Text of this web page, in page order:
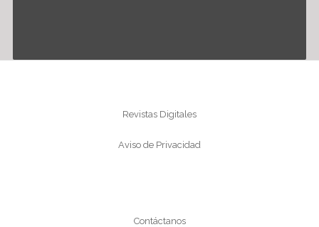
Revistas Digitales
Aviso de Privacidad
Contáctanos